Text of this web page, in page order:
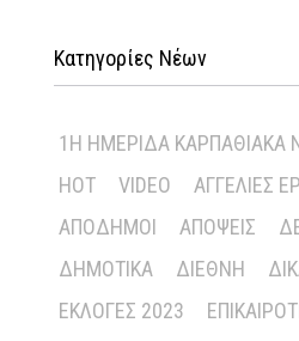
Κατηγορίες Νέων
1Η ΗΜΕΡΊΔΑ ΚΑΡΠΑΘΙΑΚΆ
HOT
VIDEO ΑΓΓΕΛΊΕΣ
ΑΠΌΔΗΜΟΙ
ΑΠΌΨΕΙΣ
ΔΗΜΟΤΙΚΆ
ΔΙΕΘΝΉ
ΕΚΛΟΓΈΣ 2023